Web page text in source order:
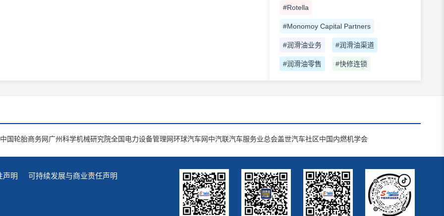
#Rotella
#Monomoy Capital Partners
#润滑油业务 #润滑油渠道
#润滑油零售 #快修连锁
中国轮胎商务网广州科学机械研究院全国电力设备管理网环球汽车网中汽联汽车服务业总会盖世汽车社区中国内燃机学会
声明 可持续发展与商业责任声明